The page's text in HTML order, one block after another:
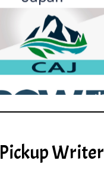
Pickup Writer